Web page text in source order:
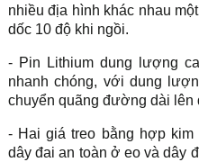
nhiều địa hình khác nhau
dốc 10 độ khi ngồi.
- Pin Lithium dung lượng
nhanh chóng, với dung
chuyển quãng đường dài lên
- Hai giá treo bằng hợp
dây đai an toàn ở eo và dây